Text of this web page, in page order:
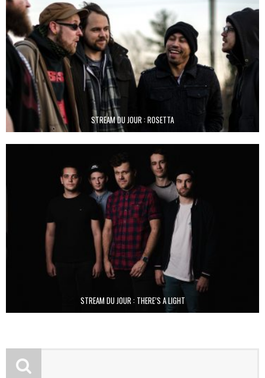
STREAM DU JOUR : ROSETTA
STREAM DU JOUR : THERE’S A LIGHT